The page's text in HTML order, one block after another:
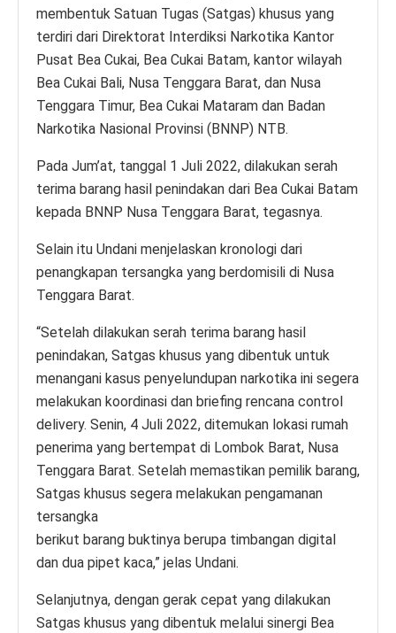
membentuk Satuan Tugas (Satgas) khusus yang
terdiri dari Direktorat Interdiksi Narkotika Kantor
Pusat Bea Cukai, Bea Cukai Batam, kantor wilayah
Bea Cukai Bali, Nusa Tenggara Barat, dan Nusa
Tenggara Timur, Bea Cukai Mataram dan Badan
Narkotika Nasional Provinsi (BNNP) NTB.
Pada Jum’at, tanggal 1 Juli 2022, dilakukan serah
terima barang hasil penindakan dari Bea Cukai Batam
kepada BNNP Nusa Tenggara Barat, tegasnya.
Selain itu Undani menjelaskan kronologi dari
penangkapan tersangka yang berdomisili di Nusa
Tenggara Barat.
“Setelah dilakukan serah terima barang hasil
penindakan, Satgas khusus yang dibentuk untuk
menangani kasus penyelundupan narkotika ini segera
melakukan koordinasi dan briefing rencana control
delivery. Senin, 4 Juli 2022, ditemukan lokasi rumah
penerima yang bertempat di Lombok Barat, Nusa
Tenggara Barat. Setelah memastikan pemilik barang,
Satgas khusus segera melakukan pengamanan
tersangka
berikut barang buktinya berupa timbangan digital
dan dua pipet kaca,” jelas Undani.
Selanjutnya, dengan gerak cepat yang dilakukan
Satgas khusus yang dibentuk melalui sinergi Bea